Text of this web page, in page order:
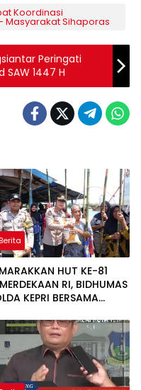
Koordinasi
Masyarakat Sihaporas
Peringati
1447 H
Berita
HUT KE-81
RI, BIDHUMAS
KEPRI BERSAMA
BENDERA MERAH
DAN BANTUAN SOSIAL